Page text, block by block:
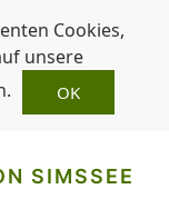
Cookies,
unsere
OK